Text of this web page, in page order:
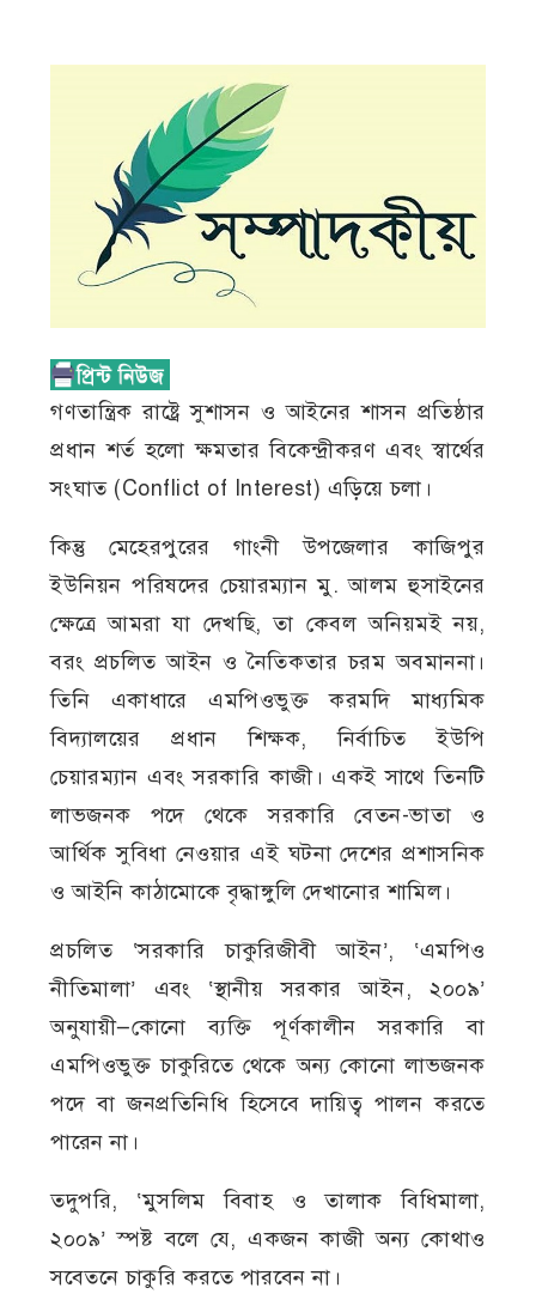
গণতান্ত্রিক রাষ্ট্রে সুশাসন ও আইনের শাসন প্রতিষ্ঠার
প্রধান শর্ত হলো ক্ষমতার বিকেন্দ্রীকরণ এবং স্বার্থের
সংঘাত (Conflict of Interest) এড়িয়ে চলা।
কিন্তু মেহেরপুরের গাংনী উপজেলার কাজিপুর
ইউনিয়ন পরিষদের চেয়ারম্যান মু. আলম হুসাইনের
ক্ষেত্রে আমরা যা দেখছি, তা কেবল অনিয়মই নয়,
বরং প্রচলিত আইন ও নৈতিকতার চরম অবমাননা।
তিনি একাধারে এমপিওভুক্ত করমদি মাধ্যমিক
বিদ্যালয়ের প্রধান শিক্ষক, নির্বাচিত ইউপি
চেয়ারম্যান এবং সরকারি কাজী। একই সাথে তিনটি
লাভজনক পদে থেকে সরকারি বেতন-ভাতা ও
আর্থিক সুবিধা নেওয়ার এই ঘটনা দেশের প্রশাসনিক
ও আইনি কাঠামোকে বৃদ্ধাঙ্গুলি দেখানোর শামিল।
প্রচলিত ‘সরকারি চাকুরিজীবী আইন’, ‘এমপিও
নীতিমালা’ এবং ‘স্থানীয় সরকার আইন, ২০০৯’
অনুযায়ী—কোনো ব্যক্তি পূর্ণকালীন সরকারি বা
এমপিওভুক্ত চাকুরিতে থেকে অন্য কোনো লাভজনক
পদে বা জনপ্রতিনিধি হিসেবে দায়িত্ব পালন করতে
পারেন না।
তদুপরি, ‘মুসলিম বিবাহ ও তালাক বিধিমালা,
২০০৯’ স্পষ্ট বলে যে, একজন কাজী অন্য কোথাও
সবেতনে চাকুরি করতে পারবেন না।